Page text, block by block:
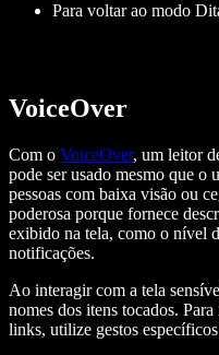
Para voltar ao modo
VoiceOver
Com o VoiceOver, um leitor
pode ser usado mesmo que o
pessoas com baixa visão ou
poderosa porque fornece
exibido na tela, como o nível
notificações.
Ao interagir com a tela
nomes dos itens tocados.
links, utilize gestos